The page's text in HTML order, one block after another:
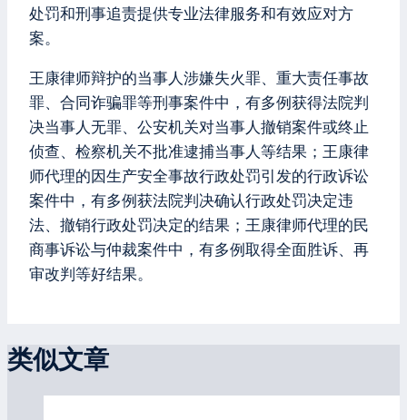
处罚和刑事追责提供专业法律服务和有效应对方
案。
王康律师辩护的当事人涉嫌失火罪、重大责任事故
罪、合同诈骗罪等刑事案件中，有多例获得法院判
决当事人无罪、公安机关对当事人撤销案件或终止
侦查、检察机关不批准逮捕当事人等结果；王康律
师代理的因生产安全事故行政处罚引发的行政诉讼
案件中，有多例获法院判决确认行政处罚决定违
法、撤销行政处罚决定的结果；王康律师代理的民
商事诉讼与仲裁案件中，有多例取得全面胜诉、再
审改判等好结果。
类似文章